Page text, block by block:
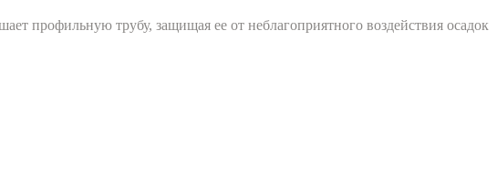
профильную трубу, защищая ее от неблагоприятного воздействия осадок